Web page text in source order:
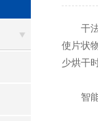
干法
使片状
少烘干
智能